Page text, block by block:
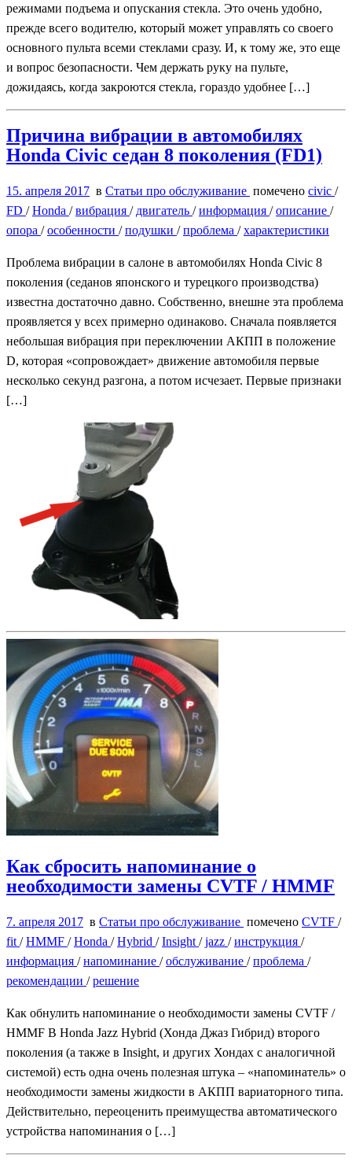
режимами подъема и опускания стекла. Это очень удобно,
прежде всего водителю, который может управлять со своего
основного пульта всеми стеклами сразу. И, к тому же, это еще
и вопрос безопасности. Чем держать руку на пульте,
дожидаясь, когда закроются стекла, гораздо удобнее […]
Причина вибрации в автомобилях
Honda Civic седан 8 поколения (FD1)
15. апреля 2017 в Статьи про обслуживание помечено civic /
FD /Honda /вибрация / двигатель /информация /описание /
опора /особенности /подушки /проблема /характеристики
Проблема вибрации в салоне в автомобилях Honda Civic 8
поколения (седанов японского и турецкого производства)
известна достаточно давно. Собственно, внешне эта проблема
проявляется у всех примерно одинаково. Сначала появляется
небольшая вибрация при переключении АКПП в положение
D, которая «сопровождает» движение автомобиля первые
несколько секунд разгона, а потом исчезает. Первые признаки
[…]
Как сбросить напоминание о
необходимости замены CVTF / HMMF
7. апреля 2017 в Статьи про обслуживание помечено CVTF /
fit /HMMF /Honda /Hybrid /Insight /jazz /инструкция /
информация /напоминание /обслуживание /проблема /
рекомендации /решение
Как обнулить напоминание о необходимости замены CVTF /
HMMF В Honda Jazz Hybrid (Хонда Джаз Гибрид) второго
поколения (а также в Insight, и других Хондах с аналогичной
системой) есть одна очень полезная штука – «напоминатель» о
необходимости замены жидкости в АКПП вариаторного типа.
Действительно, переоценить преимущества автоматического
устройства напоминания о […]